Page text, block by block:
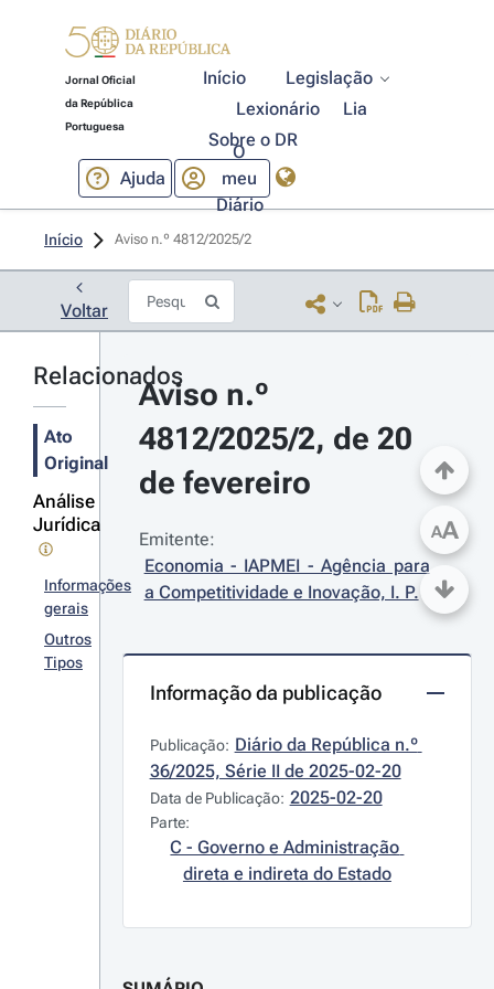
Jornal Oficial
da República
Portuguesa
Início
Legislação
Lexionário
Lia
Sobre o DR
Ajuda
O
meu
Diário
Início Aviso n.º 4812/2025/2
Voltar
Relacionados
Ato
Original
Análise
Jurídica
Informações
gerais
Outros
Tipos
Aviso n.º
4812/2025/2, de 20
de fevereiro
Emitente:
Economia - IAPMEI - Agência para
a Competitividade e Inovação, I. P.
Informação da publicação
Publicação: Diário da República n.º
36/2025, Série II de 2025-02-20
Data de Publicação: 2025-02-20
Parte:
C - Governo e Administração
direta e indireta do Estado
AA